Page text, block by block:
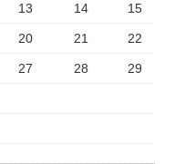
13 14 15
20 21 22
27 28 29